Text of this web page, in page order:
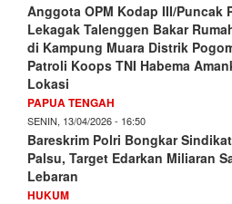
Anggota OPM Kodap III/Puncak
Lekagak Talenggen Bakar
di Kampung Muara Distrik
Patroli Koops TNI Habema
Lokasi
PAPUA TENGAH
SENIN, 13/04/2026 - 16:50
Bareskrim Polri Bongkar
Palsu, Target Edarkan Miliaran
Lebaran
HUKUM